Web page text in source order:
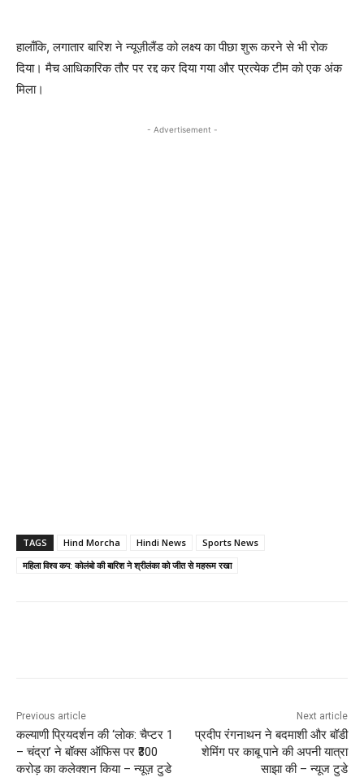
हालाँकि, लगातार बारिश ने न्यूज़ीलैंड को लक्ष्य का पीछा शुरू करने से भी रोक
दिया। मैच आधिकारिक तौर पर रद्द कर दिया गया और प्रत्येक टीम को एक अंक
मिला।
- Advertisement -
TAGS Hind Morcha Hindi News
Sports News
महिला विश्व कप: कोलंबो की बारिश ने श्रीलंका को जीत से महरूम रखा
Previous article
कल्याणी प्रियदर्शन की ‘लोक: चैप्टर 1
– चंद्रा’ ने बॉक्स ऑफिस पर ₹300
करोड़ का कलेक्शन किया – न्यूज़ टुडे
Next article
प्रदीप रंगनाथन ने बदमाशी और बॉडी
शेमिंग पर काबू पाने की अपनी यात्रा
साझा की – न्यूज टुडे